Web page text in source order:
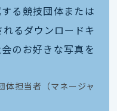
る競技団体または
るダウンロードキ
のお好きな写真を
体担当者（マネージャ